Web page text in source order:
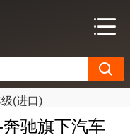
(进口)
驰旗下汽车